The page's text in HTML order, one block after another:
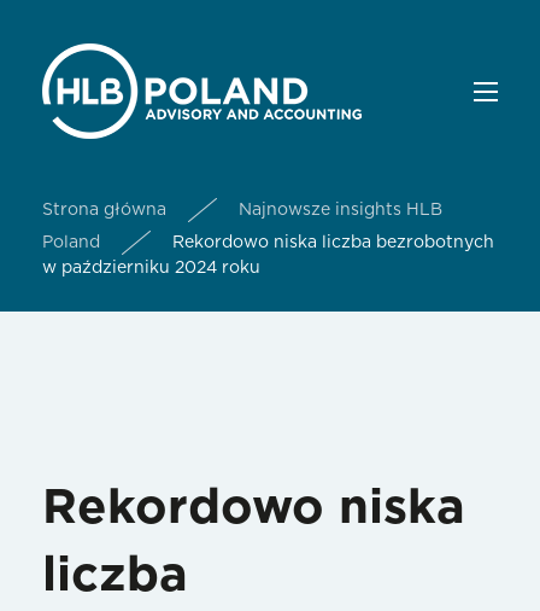
Strona główna
Najnowsze insights HLB
Poland
Rekordowo niska liczba bezrobotnych
w październiku 2024 roku
Rekordowo niska
liczba